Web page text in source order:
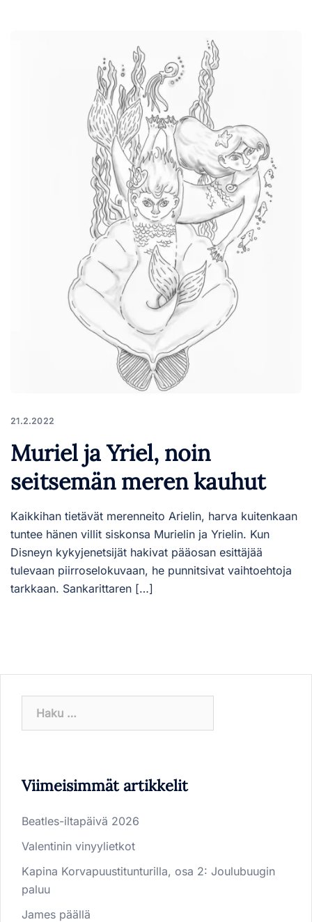
21.2.2022
Muriel ja Yriel, noin
seitsemän meren kauhut
Kaikkihan tietävät merenneito Arielin, harva kuitenkaan
tuntee hänen villit siskonsa Murielin ja Yrielin. Kun
Disneyn kykyjenetsijät hakivat pääosan esittäjää
tulevaan piirroselokuvaan, he punnitsivat vaihtoehtoja
tarkkaan. Sankarittaren […]
Viimeisimmät artikkelit
Beatles-iltapäivä 2026
Valentinin vinyylietkot
Kapina Korvapuustitunturilla, osa 2: Joulubuugin
paluu
James päällä